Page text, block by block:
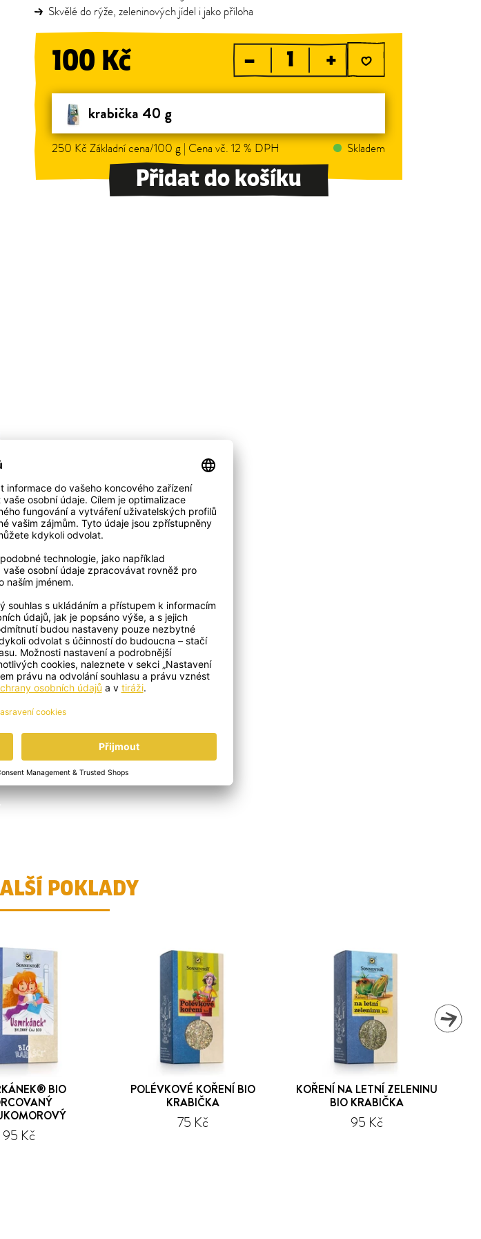
Wongovy rýžové
karbanátky
S asijským salátkem
Wonga.
Skvělé do rýže, zeleninových jídel i jako příloha
100 Kč – +
krabička 40 g
250 Kč Základní cena/100 g | Cena vč. 12 % DPH Skladem
Přidat do košíku
POKLADY
BIO
95 Kč
POLÉVKOVÉ KOŘENÍ BIO
KRABIČKA
75 Kč
KOŘENÍ NA LETNÍ ZELENINU
BIO KRABIČKA
95 Kč